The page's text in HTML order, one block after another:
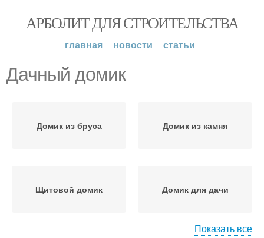
АРБОЛИТ ДЛЯ СТРОИТЕЛЬСТВА
главная новости статьи
Дачный домик
Домик из бруса Домик из камня
Щитовой домик Домик для дачи
Показать все